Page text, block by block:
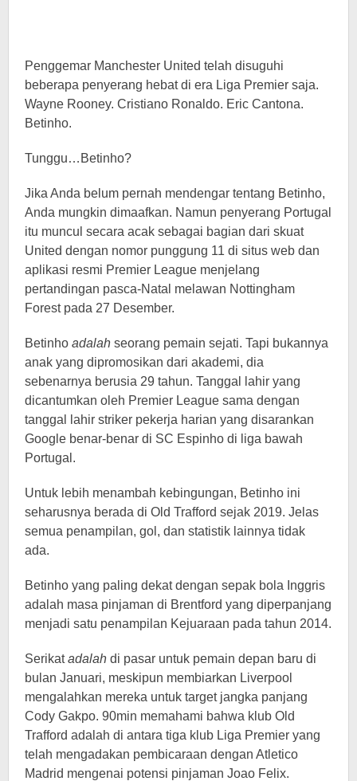
Penggemar Manchester United telah disuguhi
beberapa penyerang hebat di era Liga Premier saja.
Wayne Rooney. Cristiano Ronaldo. Eric Cantona.
Betinho.
Tunggu…Betinho?
Jika Anda belum pernah mendengar tentang Betinho,
Anda mungkin dimaafkan. Namun penyerang Portugal
itu muncul secara acak sebagai bagian dari skuat
United dengan nomor punggung 11 di situs web dan
aplikasi resmi Premier League menjelang
pertandingan pasca-Natal melawan Nottingham
Forest pada 27 Desember.
Betinho adalah seorang pemain sejati. Tapi bukannya
anak yang dipromosikan dari akademi, dia
sebenarnya berusia 29 tahun. Tanggal lahir yang
dicantumkan oleh Premier League sama dengan
tanggal lahir striker pekerja harian yang disarankan
Google benar-benar di SC Espinho di liga bawah
Portugal.
Untuk lebih menambah kebingungan, Betinho ini
seharusnya berada di Old Trafford sejak 2019. Jelas
semua penampilan, gol, dan statistik lainnya tidak
ada.
Betinho yang paling dekat dengan sepak bola Inggris
adalah masa pinjaman di Brentford yang diperpanjang
menjadi satu penampilan Kejuaraan pada tahun 2014.
Serikatadalah di pasar untuk pemain depan baru di
bulan Januari, meskipun membiarkan Liverpool
mengalahkan mereka untuk target jangka panjang
Cody Gakpo. 90min memahami bahwa klub Old
Trafford adalah di antara tiga klub Liga Premier yang
telah mengadakan pembicaraan dengan Atletico
Madrid mengenai potensi pinjaman Joao Felix.